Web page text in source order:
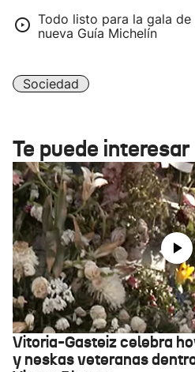
Todo listo para la gala
nueva Guía Michelín
Sociedad
Te puede interesar
Vitoria-Gasteiz celebra
y neskas veteranas